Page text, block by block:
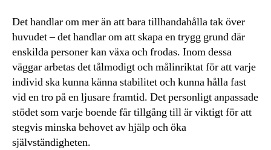
Det handlar om mer än att bara tillhandahålla tak över
huvudet – det handlar om att skapa en trygg grund där
enskilda personer kan växa och frodas. Inom dessa
väggar arbetas det tålmodigt och målinriktat för att varje
individ ska kunna känna stabilitet och kunna hålla fast
vid en tro på en ljusare framtid. Det personligt anpassade
stödet som varje boende får tillgång till är viktigt för att
stegvis minska behovet av hjälp och öka
självständigheten.